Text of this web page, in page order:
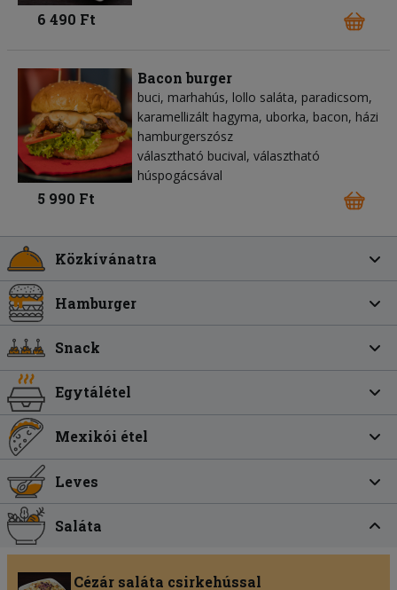
6 490 Ft
Bacon burger
buci, marhahús, lollo saláta, paradicsom,
karamellizált hagyma, uborka, bacon, házi
hamburgerszósz
választható bucival, választható
húspogácsával
5 990 Ft
Közkívánatra
Hamburger
Snack
Egytálétel
Mexikói étel
Leves
Saláta
Cézár saláta csirkehússal